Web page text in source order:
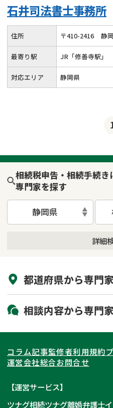
石井司法書士事務所
住所 〒410-2416 静
最寄り駅 JR「修善寺駅」
対応エリア 静岡県
相続税申告・相続手続き
専門家を探す
静岡県
詳細
初回相談無料
都道府県から専門家
北海道・東北
北海道
岩手県
秋田県
関東
東京都
埼玉県
東海
愛知県
関西
相談内容から専門家
相続登記
相続手続き
コラム記事監修者利用規約
運営会社総合お問合せ
【運営サービス】
ツナグ相続ツナグ離婚弁護士